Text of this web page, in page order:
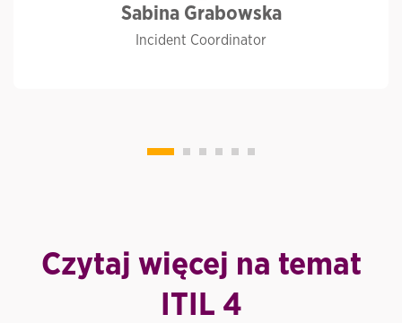
Sabina Grabowska
Incident Coordinator
Czytaj więcej na temat
ITIL 4